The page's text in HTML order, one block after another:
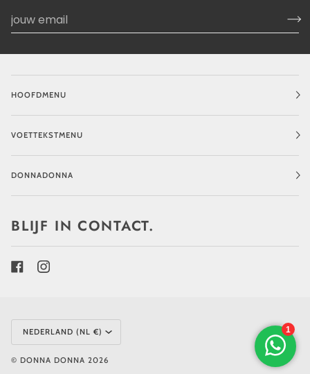
HOOFDMENU
VOETTEKSTMENU
DONNADONNA
BLIJF IN CONTACT.
MUNTEENHEID
NEDERLAND (NL €)
© DONNA DONNA 2026